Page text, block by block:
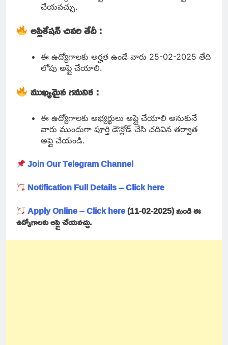
చేయవచ్చు.
అప్లికేషన్ చివరి తేదీ :
ఈ ఉద్యోగాలకు అర్హత ఉండే వారు 25-02-2025 తేది
లోపు అప్లై చేయాలి.
ముఖ్యమైన గమనిక :
ఈ ఉద్యోగాలకు అభ్యర్థులు అప్లై చేయాలి అనుకునే
వారు ముందుగా పూర్తి డౌన్లోడ్ చేసి చదివిన తర్వాత
అప్లై చేయండి.
Join Our Telegram Channel
Notification Full Details – Click here
Apply Online – Click here(11-02-2025) నుండి ఈ
ఉద్యోగాలకు అప్లై చేయవచ్చు.